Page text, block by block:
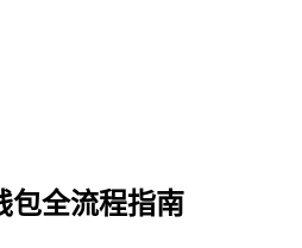
包全流程指南